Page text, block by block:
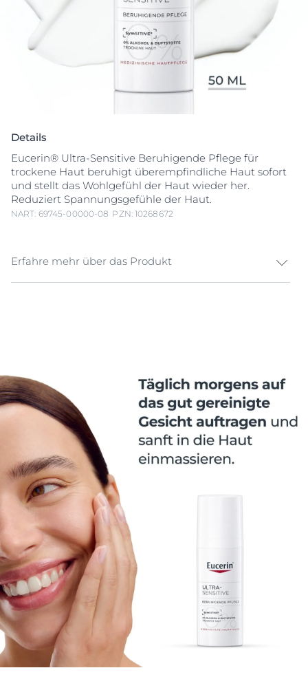
Details
Eucerin® Ultra-Sensitive Beruhigende Pflege für
trockene Haut beruhigt überempfindliche Haut sofort
und stellt das Wohlgefühl der Haut wieder her.
Reduziert Spannungsgefühle der Haut.
NART: 69745-00000-08 PZN: 10268672
Erfahre mehr über das Produkt
sofort beruhigt und speziell für überempfindliche
Haut entwickelt wurde. - Mildert die
Überempfindlichkeit der Haut langanhaltend -
Lindert Brennen, Kribbeln und Spannungsgefühle -
Beugt Hautirritationen vor - Versorgt die Haut optimal
mit Feuchtigkeit Sehr gute Verträglichkeit und
Wirksamkeit auch bei sehr empfindlicher Haut. 0%
Alkohol & Duftstoffe